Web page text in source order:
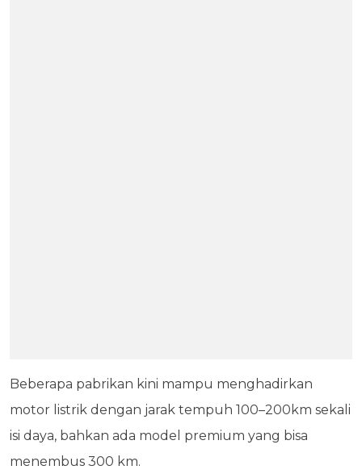
Beberapa pabrikan kini mampu menghadirkan
motor listrik dengan jarak tempuh 100–200km sekali
isi daya, bahkan ada model premium yang bisa
menembus 300 km.